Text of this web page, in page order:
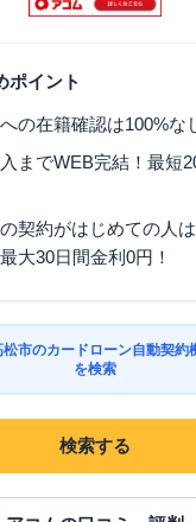
ポイント
の在籍確認は100%な
までWEB完結！最短
契約がはじめての人
大30日間金利0円！
市のカードローン自動契約
を検索
検索する